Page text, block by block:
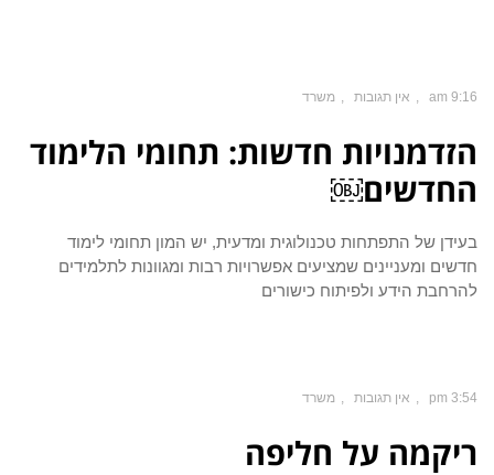
9:16 am אין תגובות משרד
הזדמנויות חדשות: תחומי הלימוד
החדשים￼
בעידן של התפתחות טכנולוגית ומדעית, יש המון תחומי לימוד
חדשים ומעניינים שמציעים אפשרויות רבות ומגוונות לתלמידים
להרחבת הידע ולפיתוח כישורים
3:54 pm אין תגובות משרד
ריקמה על חליפה